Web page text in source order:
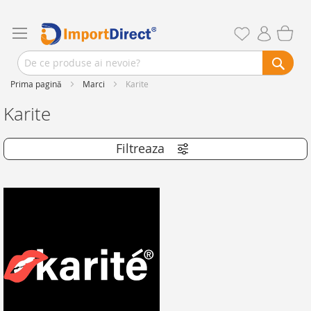
Prima pagină Marci Karite
Karite